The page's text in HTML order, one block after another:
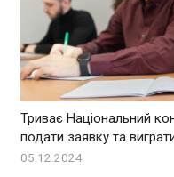
Триває Національний
подати заявку та
05.12.2024